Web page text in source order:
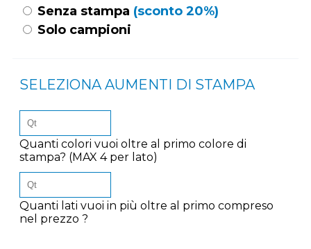
Senza stampa (sconto 20%)
Solo campioni
SELEZIONA AUMENTI DI STAMPA
Quanti colori vuoi oltre al primo colore di
stampa? (MAX 4 per lato)
Quanti lati vuoi in più oltre al primo compreso
nel prezzo ?